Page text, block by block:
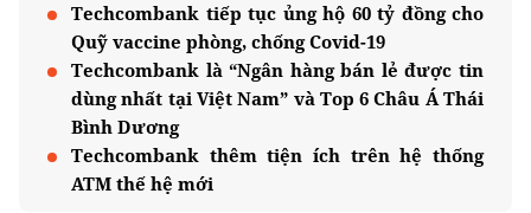
Techcombank tiếp tục ủng hộ 60 tỷ đồng cho
Quỹ vaccine phòng, chống Covid-19
Techcombank là “Ngân hàng bán lẻ được tin
dùng nhất tại Việt Nam” và Top 6 Châu Á Thái
Bình Dương
Techcombank thêm tiện ích trên hệ thống
ATM thế hệ mới